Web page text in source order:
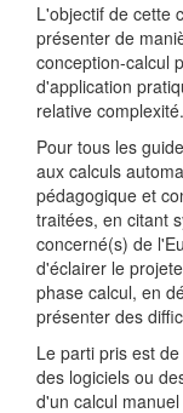
L'objectif de cette
présenter de
conception-calcul
d'application
relative complexité.
Pour tous les
aux calculs
pédagogique et
traitées, en citant
concerné(s) de
d'éclairer le
phase calcul, en
présenter des
Le parti pris est
des logiciels ou
d'un calcul